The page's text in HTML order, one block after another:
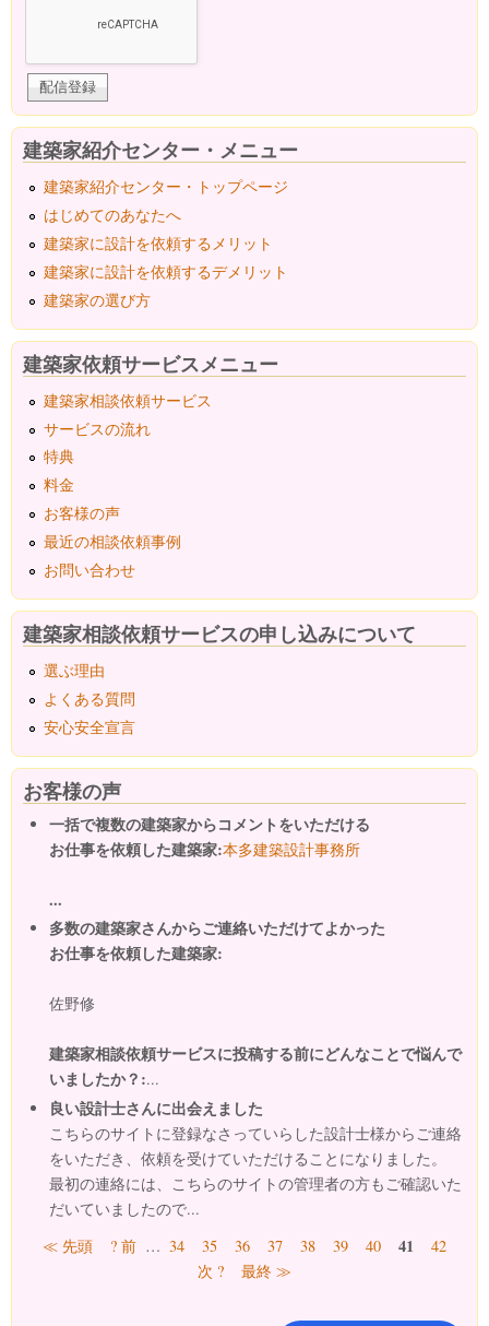
建築家紹介センター・メニュー
建築家紹介センター・トップページ
はじめてのあなたへ
建築家に設計を依頼するメリット
建築家に設計を依頼するデメリット
建築家の選び方
建築家依頼サービスメニュー
建築家相談依頼サービス
サービスの流れ
特典
料金
お客様の声
最近の相談依頼事例
お問い合わせ
建築家相談依頼サービスの申し込みについて
選ぶ理由
よくある質問
安心安全宣言
お客様の声
一括で複数の建築家からコメントをいただける
お仕事を依頼した建築家:本多建築設計事務所
...
多数の建築家さんからご連絡いただけてよかった
お仕事を依頼した建築家:
佐野修
建築家相談依頼サービスに投稿する前にどんなことで悩んで
いましたか？:...
良い設計士さんに出会えました
こちらのサイトに登録なさっていらした設計士様からご連絡
をいただき、依頼を受けていただけることになりました。
最初の連絡には、こちらのサイトの管理者の方もご確認いた
だいていましたので...
ページ
≪ 先頭 ? 前 … 34 35 36 37 38 39 40 41
42
次 ?
最終 ≫